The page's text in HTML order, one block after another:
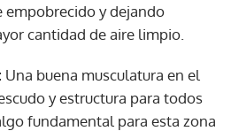
empobrecido y dejando
cantidad de aire limpio.
Una buena musculatura en el
y estructura para todos
fundamental para esta zona